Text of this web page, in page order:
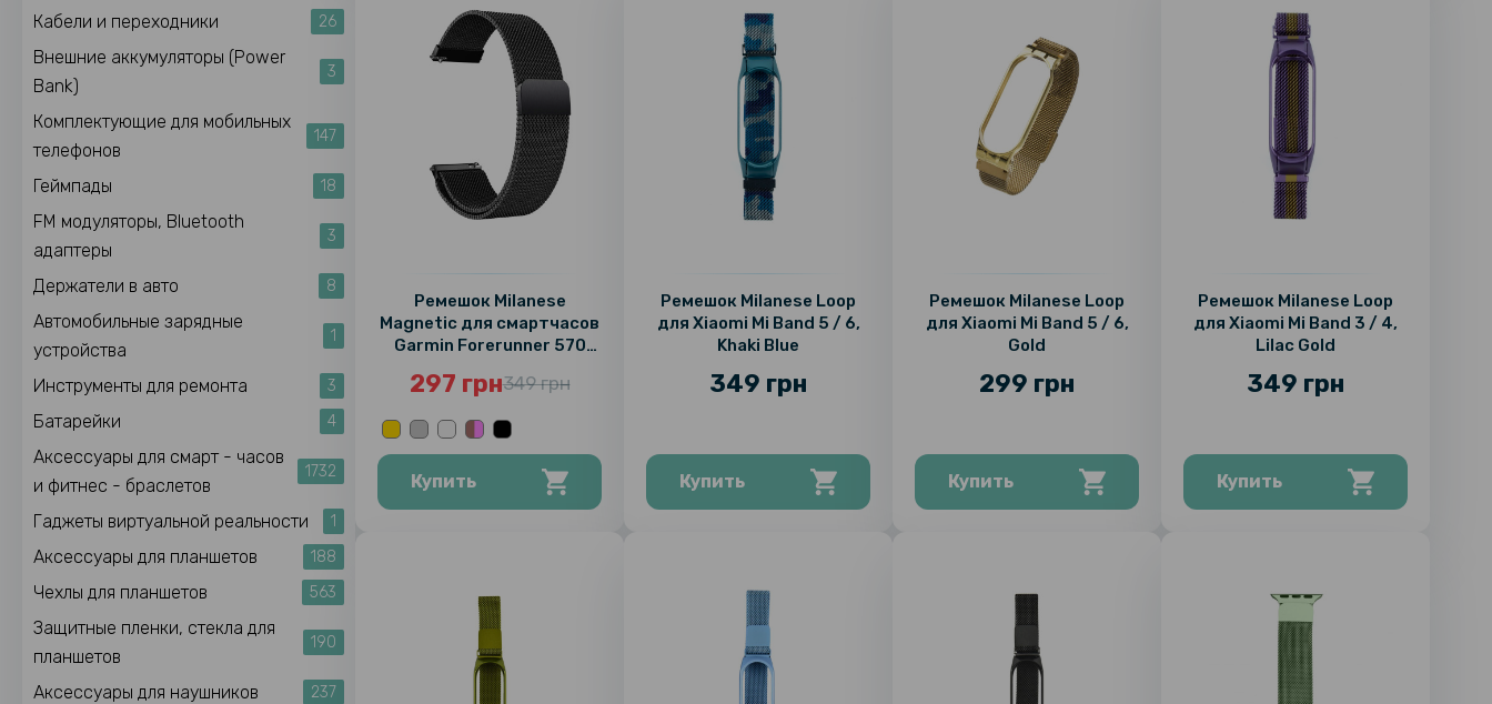
Кабели и переходники 26
Внешние аккумуляторы (Power
Bank)
3
Комплектующие для мобильных
телефонов
147
Геймпады 18
FM модуляторы, Bluetooth
адаптеры
3
Держатели в авто 8
Автомобильные зарядные
устройства
1
Инструменты для ремонта 3
Батарейки 4
Аксессуары для смарт - часов
и фитнес - браслетов
1732
Гаджеты виртуальной реальности 1
Аксессуары для планшетов 188
Чехлы для планшетов 563
Защитные пленки, стекла для
планшетов
190
Аксессуары для наушников 237
Ремешок Milanese
Magnetic для смартчасов
Garmin Forerunner 570
297 грн349 грн
Купить
Ремешок Milanese Loop
для Xiaomi Mi Band 5 / 6,
Khaki Blue
349 грн
Купить
Ремешок Milanese Loop
для Xiaomi Mi Band 5 / 6,
Gold
299 грн
Купить
Ремешок Milanese Loop
для Xiaomi Mi Band 3 / 4,
Lilac Gold
349 грн
Купить